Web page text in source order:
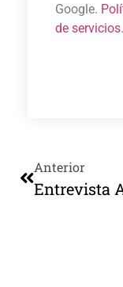
Google.
de servicios.
Anterior